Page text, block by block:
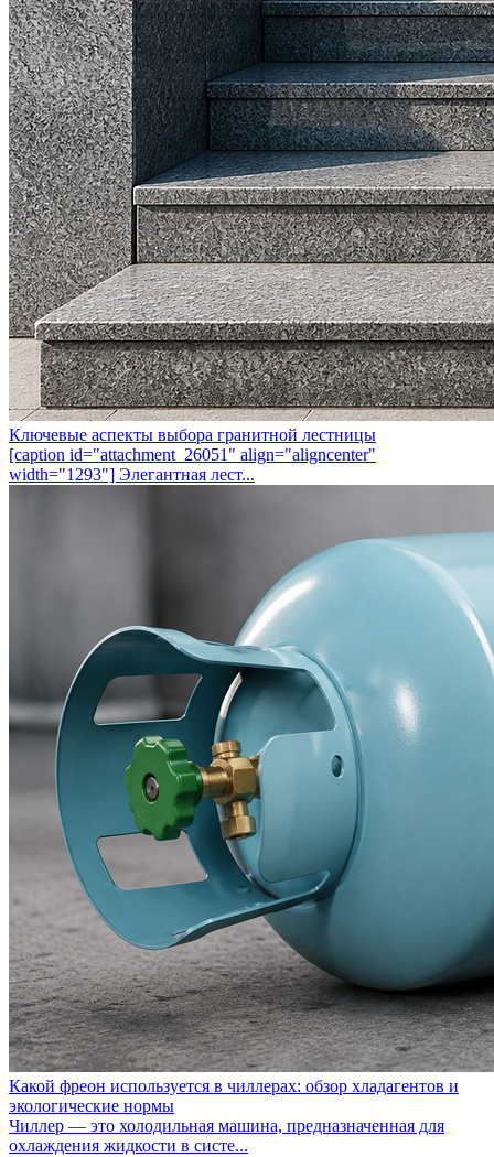
Ключевые аспекты выбора гранитной лестницы
[caption id="attachment_26051" align="aligncenter"
width="1293"] Элегантная лест...
Какой фреон используется в чиллерах: обзор хладагентов и
экологические нормы
Чиллер — это холодильная машина, предназначенная для
охлаждения жидкости в систе...